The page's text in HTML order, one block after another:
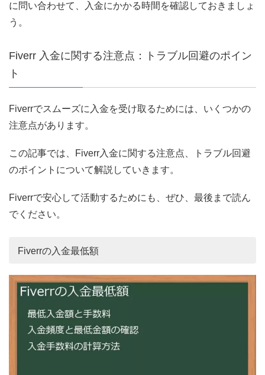
に問い合わせて、入金にかかる時間を確認しておきましょ
う。
Fiverr 入金に関する注意点：トラブル回避のポイン
ト
Fiverrでスムーズに入金を受け取るためには、いくつかの
注意点があります。
この記事では、Fiverr入金に関する注意点、トラブル回避
のポイントについて解説していきます。
Fiverrで安心して活動するためにも、ぜひ、最後まで読ん
でください。
Fiverrの入金最低額